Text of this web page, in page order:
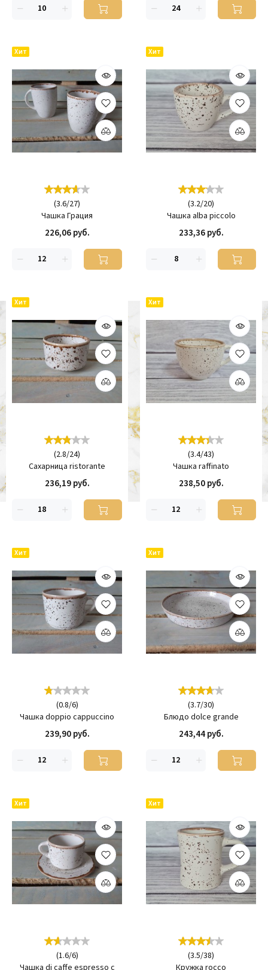
Хит
(3.6/27)
Чашка Грация
226,06 руб.
Хит
(3.2/20)
Чашка alba piccolo
233,36 руб.
Хит
(2.8/24)
Сахарница ristorante
236,19 руб.
Хит
(3.4/43)
Чашка raffinato
238,50 руб.
Хит
(0.8/6)
Чашка doppio cappuccino
239,90 руб.
Хит
(3.7/30)
Блюдо dolce grande
243,44 руб.
Хит
(1.6/6)
Чашка di caffe espresso с
Хит
(3.5/38)
Кружка rocco